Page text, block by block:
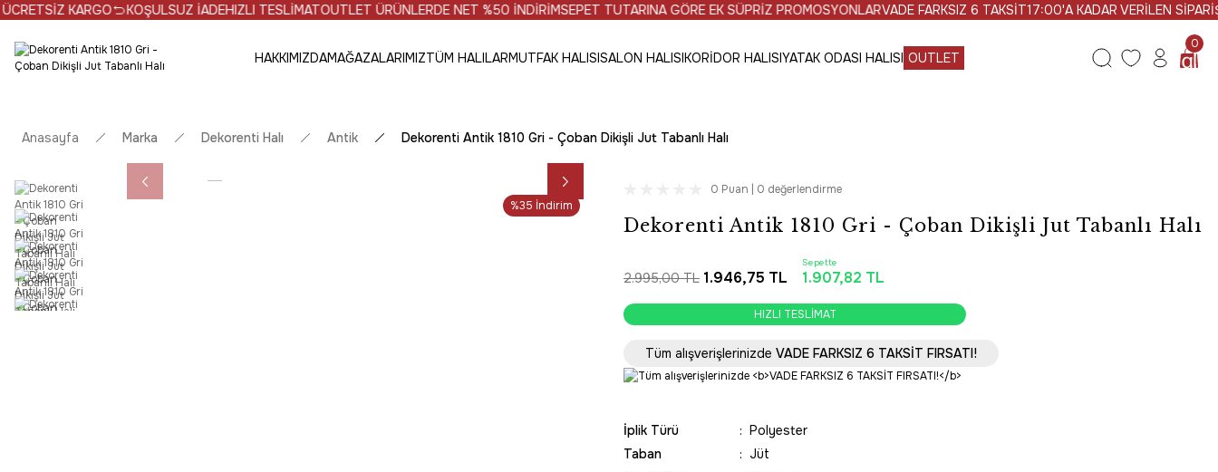
KOŞULSUZ İADEHIZLI TESLİMATOUTLET ÜRÜNLERDE NET %50 İNDİRİMSEPET TUTARINA GÖRE EK SÜPRİZ PROMOSYONLARVADE FARKSIZ 6 TAKSİT17:00'A KADAR VERİLEN SİPARİŞLER AYNI
HAKKIMIZDAMAĞAZALARIMIZTÜM HALILARMUTFAK HALISISALON HALISIKORİDOR HALISIYATAK ODASI HALISI OUTLET
0
Anasayfa Marka Dekorenti Halı Antik Dekorenti Antik 1810 Gri - Çoban Dikişli Jut Tabanlı Halı
%35 İndirim
0 Puan | 0 değerlendirme
Dekorenti Antik 1810 Gri - Çoban Dikişli Jut Tabanlı Halı
2.995,00 TL 1.946,75 TL
Sepette
1.907,82 TL
HIZLI TESLİMAT
HIZLI TESLİMAT
SAAT 16:30’a KADAR AYNI GÜN KARGO
Tüm alışverişlerinizde VADE FARKSIZ 6 TAKSİT FIRSATI!
İplik Türü
Polyester
Taban
Jüt